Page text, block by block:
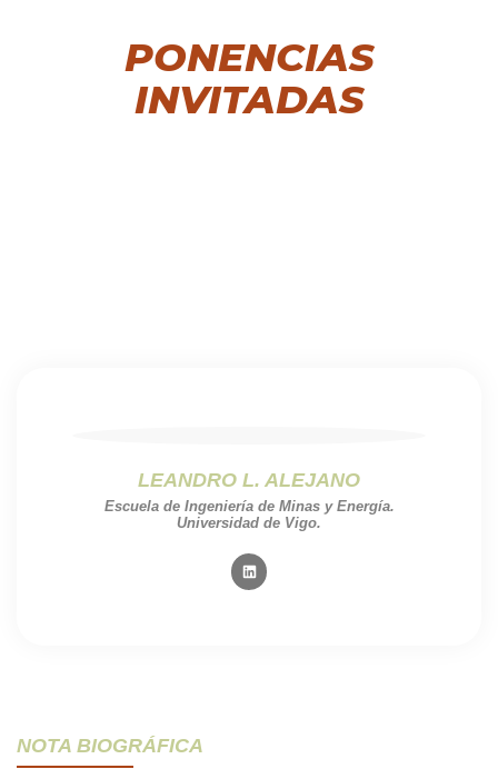
PONENCIAS
INVITADAS
LEANDRO L. ALEJANO
Escuela de Ingeniería de Minas y Energía.
Universidad de Vigo.
NOTA BIOGRÁFICA